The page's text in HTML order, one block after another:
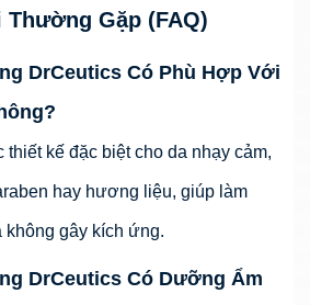
Thường Gặp (FAQ)
DrCeutics Có Phù Hợp Với
kế đặc biệt cho da nhạy cảm,
hay hương liệu, giúp làm
không gây kích ứng.
DrCeutics Có Dưỡng Ẩm